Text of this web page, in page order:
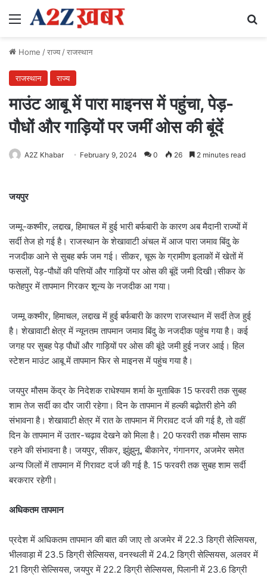
Menu
Home /राज्य/राजस्थान
राजस्थान राज्य
माउंट आबू में पारा माइनस में पहुंचा, पेड़-
पौधों और गाड़ियों पर जमीं ओस की बूंदें
A2Z Khabar February 9, 2024 0 26 2 minutes read
जयपुर
जम्मू-कश्मीर, लद्दाख, हिमाचल में हुई भारी बर्फबारी के कारण अब मैदानी राज्यों में
सर्दी तेज हो गई है। राजस्थान के शेखावाटी अंचल में आज पारा जमाव बिंदु के
नजदीक आने से सुबह बर्फ जम गई। सीकर, चूरू के ग्रामीण इलाकों में खेतों में
फसलों, पेड़-पौधों की पत्तियों और गाड़ियों पर ओस की बूंदें जमी दिखी।सीकर के
फतेहपुर में तापमान गिरकर शून्य के नजदीक आ गया।
जम्मू कश्मीर, हिमाचल, लद्दाख में हुई बर्फबारी के कारण राजस्थान में सर्दी तेज हुई
है। शेखावाटी क्षेत्र में न्यूनतम तापमान जमाव बिंदु के नजदीक पहुंच गया है। कई
जगह पर सुबह पेड़ पौधों और गाड़ियों पर ओस की बूंदे जमी हुई नजर आई। हिल
स्टेशन माउंट आबू में तापमान फिर से माइनस में पहुंच गया है।
जयपुर मौसम केंद्र के निदेशक राधेश्याम शर्मा के मुताबिक 15 फरवरी तक सुबह
शाम तेज सर्दी का दौर जारी रहेगा। दिन के तापमान में हल्की बढ़ोतरी होने की
संभावना है। शेखावाटी क्षेत्र में रात के तापमान में गिरावट दर्ज की गई है, तो वहीं
दिन के तापमान में उतार-चढ़ाव देखने को मिला है। 20 फरवरी तक मौसम साफ
रहने की संभावना है। जयपुर, सीकर, झुंझुनू, बीकानेर, गंगानगर, अजमेर समेत
अन्य जिलों में तापमान में गिरावट दर्ज की गई है. 15 फरवरी तक सुबह शाम सर्दी
बरकरार रहेगी।
अधिकतम तापमान
प्रदेश में अधिकतम तापमान की बात की जाए तो अजमेर में 22.3 डिग्री सेल्सियस,
भीलवाड़ा में 23.5 डिग्री सेल्सियस, वनस्थली में 24.2 डिग्री सेल्सियस, अलवर में
21 डिग्री सेल्सियस, जयपुर में 22.2 डिग्री सेल्सियस, पिलानी में 23.6 डिग्री